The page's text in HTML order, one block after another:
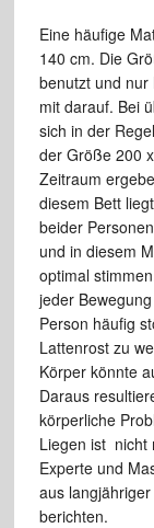
Eine häufige
140 cm. Die
benutzt und nur
mit darauf. Bei
sich in der
der Größe 200
Zeitraum
diesem Bett
beider
und in diesem
optimal
jeder
Person häufig
Lattenrost zu
Körper könnte
Daraus
körperliche
Liegen ist nicht
Experte und
aus
berichten.